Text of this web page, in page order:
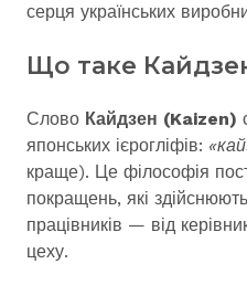
серця українських
Що таке
Слово Кайдзен (Kaizen)
японських ієрогліфів:
краще). Це філософія
покращень, які
працівників — від
цеху.